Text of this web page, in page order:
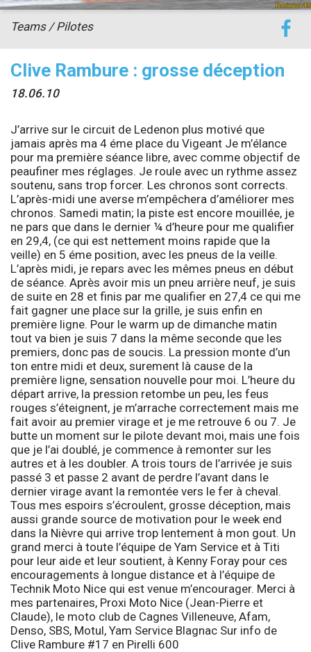
Clive Rambure : grosse déception
18.06.10
Teams / Pilotes
J’arrive sur le circuit de Ledenon plus motivé que
jamais après ma 4 éme place du Vigeant Je m’élance
pour ma première séance libre, avec comme objectif de
peaufiner mes réglages. Je roule avec un rythme assez
soutenu, sans trop forcer. Les chronos sont corrects.
L’après-midi une averse m’empêchera d’améliorer mes
chronos. Samedi matin; la piste est encore mouillée, je
ne pars que dans le dernier ¼ d’heure pour me qualifier
en 29,4, (ce qui est nettement moins rapide que la
veille) en 5 éme position, avec les pneus de la veille.
L’après midi, je repars avec les mêmes pneus en début
de séance. Après avoir mis un pneu arrière neuf, je suis
de suite en 28 et finis par me qualifier en 27,4 ce qui me
fait gagner une place sur la grille, je suis enfin en
première ligne. Pour le warm up de dimanche matin
tout va bien je suis 7 dans la même seconde que les
premiers, donc pas de soucis. La pression monte d’un
ton entre midi et deux, surement là cause de la
première ligne, sensation nouvelle pour moi. L’heure du
départ arrive, la pression retombe un peu, les feus
rouges s’éteignent, je m’arrache correctement mais me
fait avoir au premier virage et je me retrouve 6 ou 7. Je
butte un moment sur le pilote devant moi, mais une fois
que je l’ai doublé, je commence à remonter sur les
autres et à les doubler. A trois tours de l’arrivée je suis
passé 3 et passe 2 avant de perdre l’avant dans le
dernier virage avant la remontée vers le fer à cheval.
Tous mes espoirs s’écroulent, grosse déception, mais
aussi grande source de motivation pour le week end
dans la Nièvre qui arrive trop lentement à mon gout. Un
grand merci à toute l’équipe de Yam Service et à Titi
pour leur aide et leur soutient, à Kenny Foray pour ces
encouragements à longue distance et à l’équipe de
Technik Moto Nice qui est venue m’encourager. Merci à
mes partenaires, Proxi Moto Nice (Jean-Pierre et
Claude), le moto club de Cagnes Villeneuve, Afam,
Denso, SBS, Motul, Yam Service Blagnac Sur info de
Clive Rambure #17 en Pirelli 600